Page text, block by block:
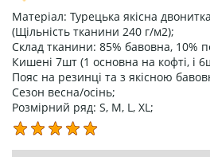
Матеріал: Турецька якісна
(Щільність тканини 240 г/м2);
Склад тканини: 85% бавовна, 10%
Кишені 7шт (1 основна на кофті, і
Пояс на резинці та з якісною
Сезон весна/осінь;
Розмірний ряд: S, M, L, XL;